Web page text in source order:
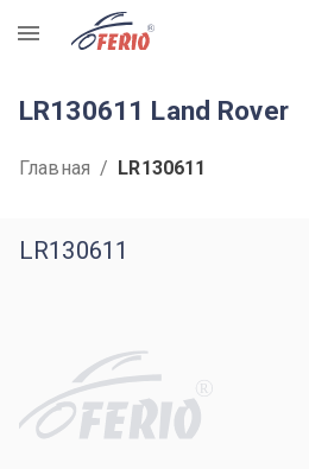
R
LR130611 Land Rover
Главная / LR130611
LR130611
R